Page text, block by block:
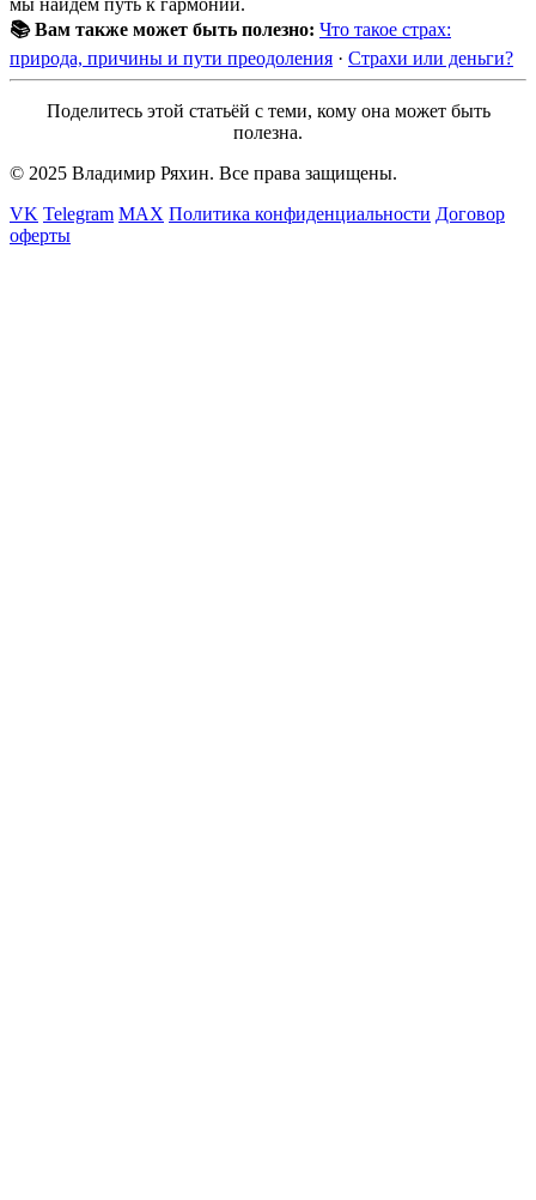
📚 Вам также может быть полезно: Что такое страх:
природа, причины и пути преодоления · Страхи или деньги?
Поделитесь этой статьёй с теми, кому она может быть
полезна.
© 2025 Владимир Ряхин. Все права защищены.
VK Telegram MAX Политика конфиденциальности Договор
оферты